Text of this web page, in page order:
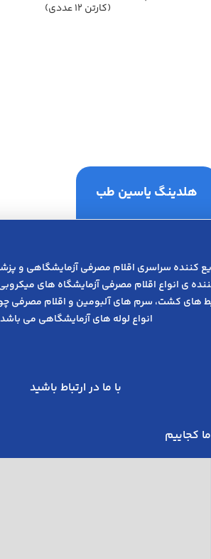
(كارتن 12 عددي)
هلدینگ یاسین طب
کننده سراسری اقلام مصرفی آزمایشگاهی و
ی انواع اﻗﻼم مصرفی آزﻣﺎﯾﺸﮕﺎه های
های کشت، سرم های آلبومین و اقلام مصرفی
انواع لوله های آزمایشگاهی می
با ما در ارتباط باشید
ما کجاییم